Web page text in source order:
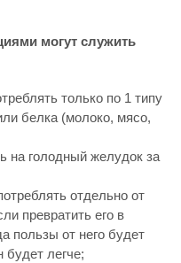
могут служить
только по 1 типу
белка (молоко, мясо,
на голодный желудок за
отдельно от
превратить его в
пользы от него будет
будет легче;